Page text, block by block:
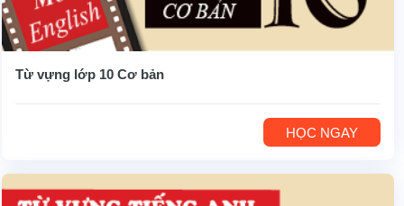
Từ vựng lớp 10 Cơ bản
HỌC NGAY